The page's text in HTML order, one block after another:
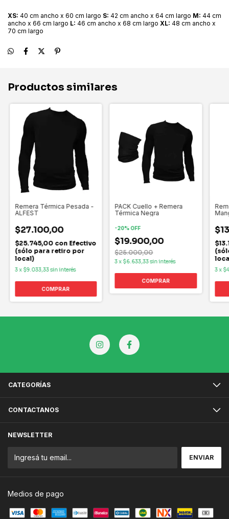
XS: 40 cm ancho x 60 cm largo S: 42 cm ancho x 64 cm largo M: 44 cm
ancho x 66 cm largo L: 46 cm ancho x 68 cm largo XL: 48 cm ancho x
70 cm largo
Productos similares
Remera Térmica Pesada -
ALFEST
$27.100,00
$25.745,00 con Efectivo
(sólo para retiro por
local)
3x $9.033,33sin interés
COMPRAR
PACK Cuello + Remera
Térmica Negra
-20%OFF
$19.900,00
$25.000,00
3x $6.633,33sin interés
COMPRAR
3x
CATEGORÍAS
CONTACTANOS
NEWSLETTER
Medios de pago